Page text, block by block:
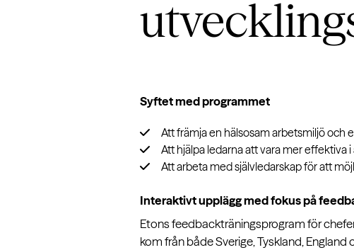
Syftet med programmet
Att främja en hälsosam arbetsmiljö
Att hjälpa ledarna att vara mer effektiva
Att arbeta med självledarskap för att
Interaktivt upplägg med fokus på
Etons feedbackträningsprogram för
kom från både Sverige, Tyskland,